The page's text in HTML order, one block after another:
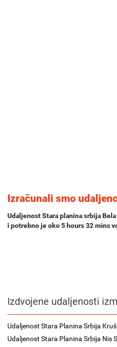
Izračunali smo
Udaljenost Stara planina srbija
i potrebno je oko5 hours 32 mins
Izdvojene udaljenosti
Udaljenost Stara Planina Srbija
Udaljenost Stara Planina Srbija Nis